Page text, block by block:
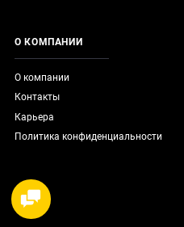
О КОМПАНИИ
О компании
Контакты
Карьера
Политика конфиденциальности